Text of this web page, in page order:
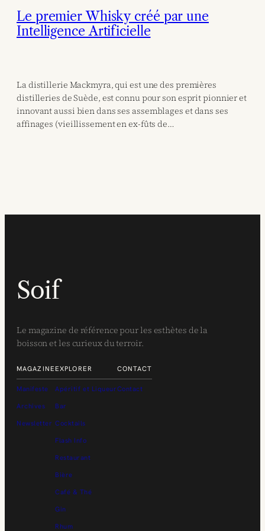
Le premier Whisky créé par une
Intelligence Artificielle
La distillerie Mackmyra, qui est une des premières
distilleries de Suède, est connu pour son esprit pionnier et
innovant aussi bien dans ses assemblages et dans ses
affinages (vieillissement en ex-fûts de…
Soif
Le magazine de référence pour les esthètes de la
boisson et les curieux du terroir.
MAGAZINE
Manifeste
Archives
Newsletter
EXPLORER
Apéritif et Liqueur
Bar
Cocktails
Flash Info
Restaurant
Bière
Café & Thé
Gin
Rhum
CONTACT
Contact